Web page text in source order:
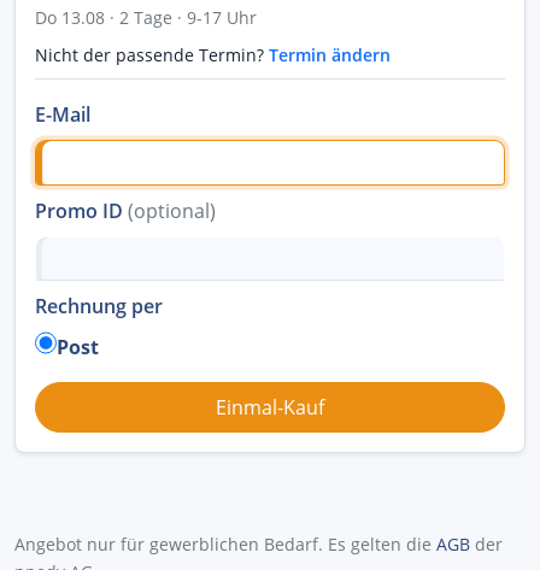
Do 13.08 · 2 Tage · 9-17 Uhr
Nicht der passende Termin? Termin ändern
E-Mail
Promo ID (optional)
Rechnung per
Post
Angebot nur für gewerblichen Bedarf. Es gelten die AGB der